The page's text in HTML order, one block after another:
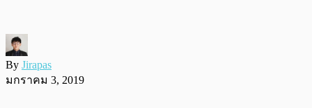
By Jirapas
มกราคม 3, 2019